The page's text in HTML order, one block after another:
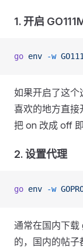
1. 开启
go env -w
如果开启了这个
喜欢的地方直接
把 on 改成 off 即
2. 设置代理
go env -w
通常在国内下载
的，国内的帖